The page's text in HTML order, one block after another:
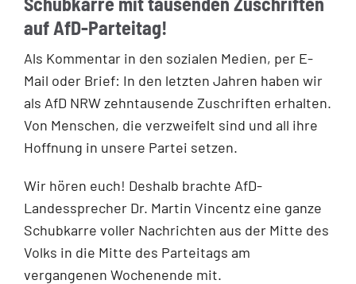
auf AfD-Parteitag!
Als Kommentar in den sozialen Medien, per E-
Mail oder Brief: In den letzten Jahren haben wir
als AfD NRW zehntausende Zuschriften erhalten.
Von Menschen, die verzweifelt sind und all ihre
Hoffnung in unsere Partei setzen.
Wir hören euch! Deshalb brachte AfD-
Landessprecher Dr. Martin Vincentz eine ganze
Schubkarre voller Nachrichten aus der Mitte des
Volks in die Mitte des Parteitags am
vergangenen Wochenende mit.